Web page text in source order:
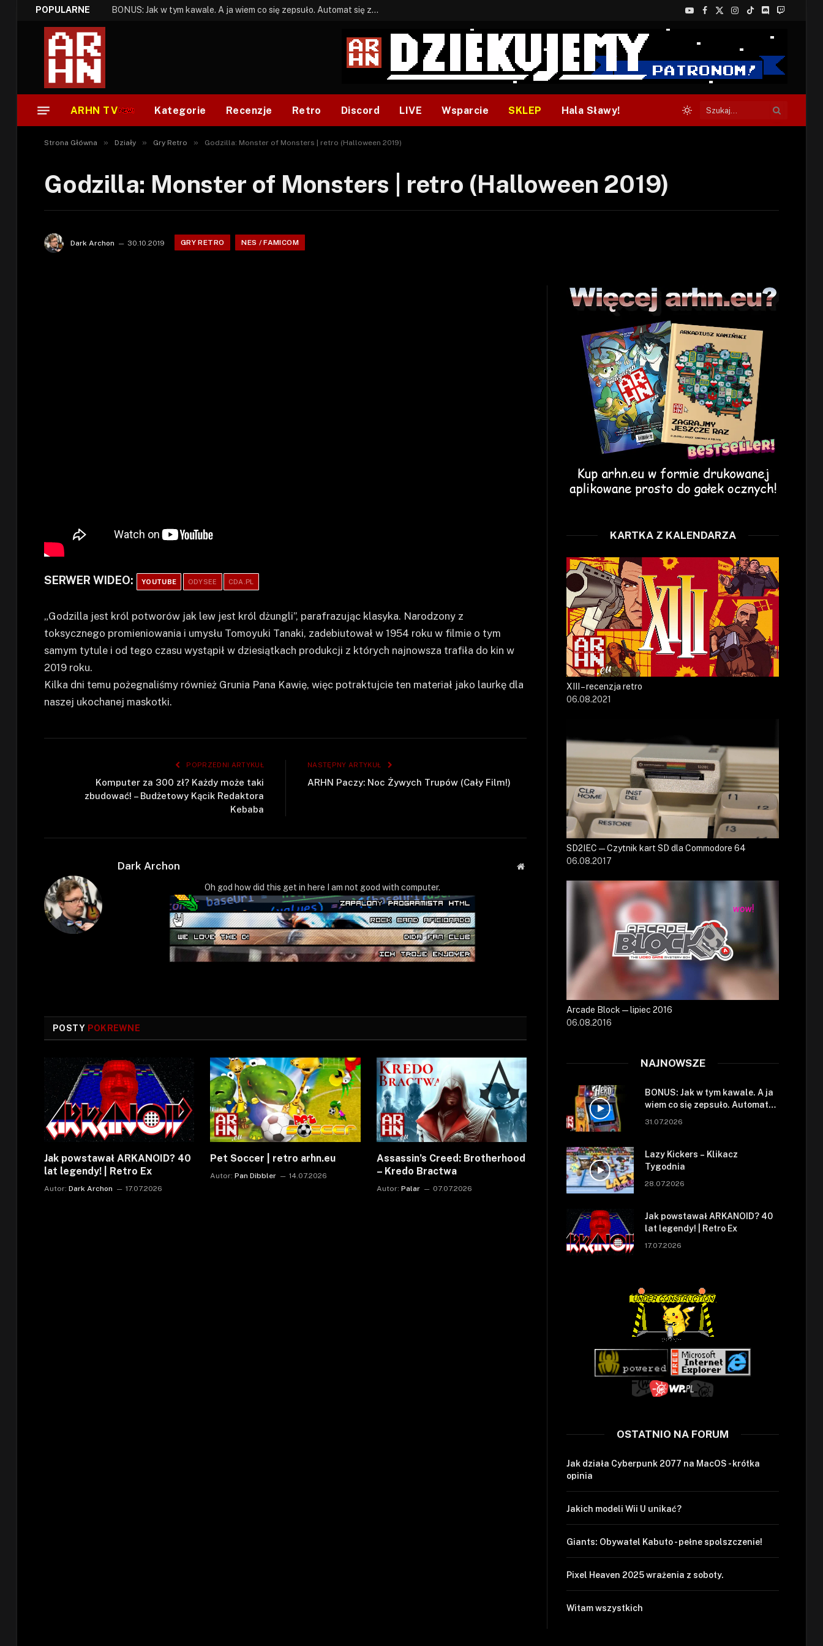
POPULARNE BONUS: Jak w tym kawale. A ja wiem co się zepsuło. Automat się zepsuł.
YouTube
Facebook
X
Instagram
TikTokDiscordTwitch
ARHN TV Kategorie Recenzje Retro Discord LIVE Wsparcie SKLEP Hala Sławy!
Strona Główna » Działy » Gry Retro » Godzilla: Monster of Monsters | retro (Halloween 2019)
Godzilla: Monster of Monsters | retro (Halloween 2019)
Dark Archon 30.10.2019 GRY RETRO NES / FAMICOM
SERWER WIDEO: YOUTUBE ODYSEE CDA.PL
„Godzilla jest król potworów jak lew jest król dżungli”, parafrazując klasyka. Narodzony z
toksycznego promieniowania i umysłu Tomoyuki Tanaki, zadebiutował w 1954 roku w filmie o tym
samym tytule i od tego czasu wystąpił w dziesiątkach produkcji z których najnowsza trafiła do kin w
2019 roku.
Kilka dni temu pożegnaliśmy również Grunia Pana Kawię, więc potraktujcie ten materiał jako laurkę dla
naszej ukochanej maskotki.
POPRZEDNI ARTYKUŁ
Komputer za 300 zł? Każdy może taki
zbudować! – Budżetowy Kącik Redaktora
Kebaba
NASTĘPNY ARTYKUŁ
ARHN Paczy: Noc Żywych Trupów (Cały Film!)
Dark Archon
Strona
Oh god how did this get in here I am not good with computer.
POSTY POKREWNE
Jak powstawał ARKANOID? 40
lat legendy! | Retro Ex
Autor: Dark Archon 17.07.2026
Pet Soccer | retro arhn.eu
Autor: Pan Dibbler 14.07.2026
Assassin’s Creed: Brotherhood
– Kredo Bractwa
Autor: Palar 07.07.2026
KARTKA Z KALENDARZA
XIII – recenzja retro
06.08.2021
SD2IEC — Czytnik kart SD dla Commodore 64
06.08.2017
Arcade Block — lipiec 2016
06.08.2016
NAJNOWSZE
BONUS: Jak w tym kawale. A ja
wiem co się zepsuło. Automat
się zepsuł.
31.07.2026
Lazy Kickers – Klikacz
Tygodnia
28.07.2026
Jak powstawał ARKANOID? 40
lat legendy! | Retro Ex
17.07.2026
OSTATNIO NA FORUM
Jak działa Cyberpunk 2077 na MacOS - krótka
opinia
Jakich modeli Wii U unikać?
Giants: Obywatel Kabuto - pełne spolszczenie!
Pixel Heaven 2025 wrażenia z soboty.
Witam wszystkich